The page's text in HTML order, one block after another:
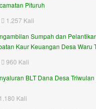
Pituruh
1.257 Kali
Sumpah dan
Kaur Keuangan Desa Waru
960 Kali
BLT Dana Desa
1.180 Kali